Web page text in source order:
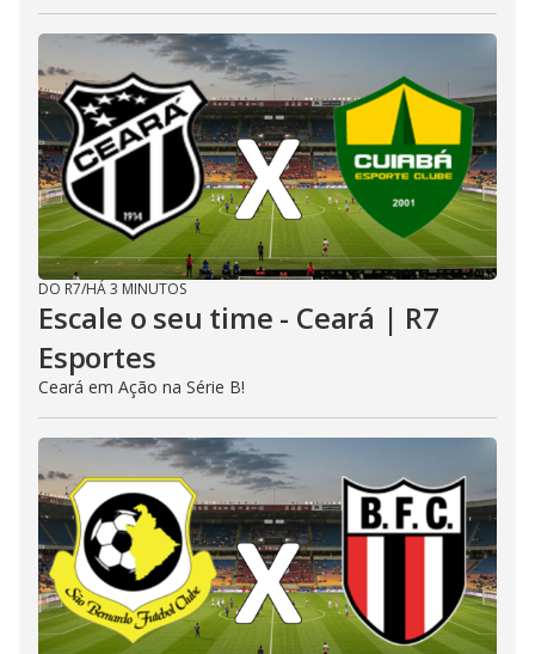
DO R7/HÁ 3 MINUTOS
Escale o seu time - Ceará | R7
Esportes
Ceará em Ação na Série B!